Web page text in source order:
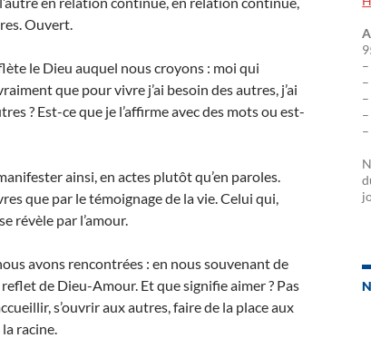
Ouvert.
le Dieu auquel nous croyons : moi qui
que pour vivre j’ai besoin des autres, j’ai
? Est-ce que je l’affirme avec des mots ou est-
ainsi, en actes plutôt qu’en paroles.
que par le témoignage de la vie. Celui qui,
révèle par l’amour.
avons rencontrées : en nous souvenant de
de Dieu-Amour. Et que signifie aimer ? Pas
s’ouvrir aux autres, faire de la place aux
racine.